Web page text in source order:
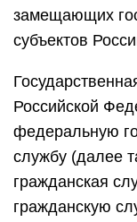
замещающих
субъектов
Российской
федеральную
службу (далее
гражданская
гражданскую